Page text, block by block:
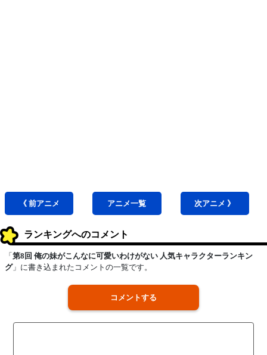
《 前アニメ アニメ一覧 次アニメ 》
ランキングへのコメント
「 第8回 俺の妹がこんなに可愛いわけがない 人気キャラクターランキン
グ」に書き込まれたコメントの一覧です。
コメントする